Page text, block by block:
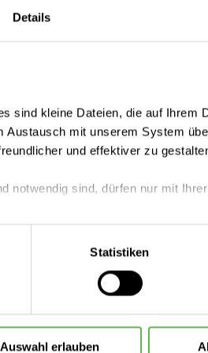
Details
sind kleine Dateien, die auf Ihrem
mit unserem System
und effektiver zu
notwendig sind, dürfen nur mit
Cookies zu benutzen, eine
von „Alle Cookies akzeptieren“ in
ändern oder widerrufen.
Statistiken
erlauben
Klinikum